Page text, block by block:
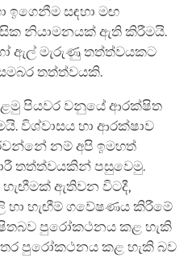
ඉගෙනීම සඳහා මඟ
නියාමනයක් ඇති කිරීමයි.
ඇල් මැරුණු තත්ත්වයකට
සමබර තත්ත්වයකි.
පියවර වනුයේ ආරක්ෂිත
විශ්වාසය හා ආරක්ෂාව
නම් අපි ඉමහත්
තත්ත්වයකින් පසුවෙමු.
ඇතිවන විටදී,
හැඟීම් ගවේෂණය කිරීමේ
පුරෝකථනය කළ හැකි
පුරෝකථනය කළ හැකි බව